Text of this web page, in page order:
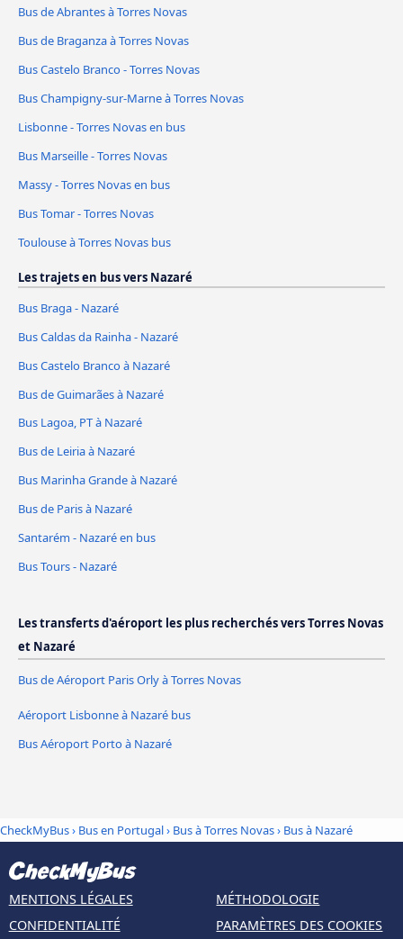
Bus de Abrantes à Torres Novas
Bus de Braganza à Torres Novas
Bus Castelo Branco - Torres Novas
Bus Champigny-sur-Marne à Torres Novas
Lisbonne - Torres Novas en bus
Bus Marseille - Torres Novas
Massy - Torres Novas en bus
Bus Tomar - Torres Novas
Toulouse à Torres Novas bus
Les trajets en bus vers Nazaré
Bus Braga - Nazaré
Bus Caldas da Rainha - Nazaré
Bus Castelo Branco à Nazaré
Bus de Guimarães à Nazaré
Bus Lagoa, PT à Nazaré
Bus de Leiria à Nazaré
Bus Marinha Grande à Nazaré
Bus de Paris à Nazaré
Santarém - Nazaré en bus
Bus Tours - Nazaré
Les transferts d'aéroport les plus recherchés vers Torres Novas
et Nazaré
Bus de Aéroport Paris Orly à Torres Novas
Aéroport Lisbonne à Nazaré bus
Bus Aéroport Porto à Nazaré
CheckMyBus› Bus en Portugal› Bus à Torres Novas› Bus à Nazaré
MENTIONS LÉGALES
CONFIDENTIALITÉ
MÉTHODOLOGIE
PARAMÈTRES DES COOKIES